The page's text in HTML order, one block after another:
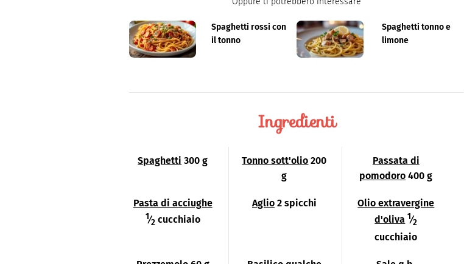
Spaghetti rossi con
il tonno
Spaghetti tonno e
limone
Ingredienti
Spaghetti 300 g Tonno sott'olio 200
g
Passata di
pomodoro 400 g
Pasta di acciughe
1⁄2cucchiaio
Aglio 2 spicchi
Olio extravergine
d'oliva 1⁄2
cucchiaio